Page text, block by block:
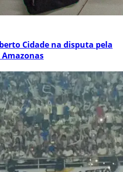
Cidade na disputa pela